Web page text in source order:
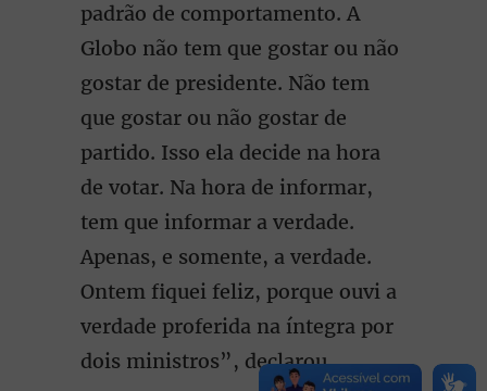
padrão de comportamento. A
Globo não tem que gostar ou não
gostar de presidente. Não tem
que gostar ou não gostar de
partido. Isso ela decide na hora
de votar. Na hora de informar,
tem que informar a verdade.
Apenas, e somente, a verdade.
Ontem fiquei feliz, porque ouvi a
verdade proferida na íntegra por
dois ministros”, declarou.